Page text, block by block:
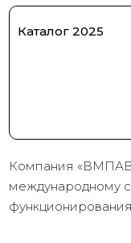
Каталог 2025
Компания
международному